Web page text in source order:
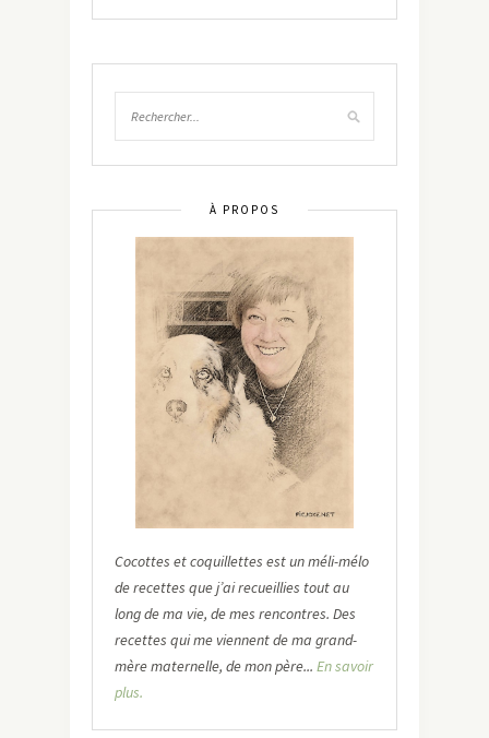
À PROPOS
Cocottes et coquillettes est un méli-mélo
de recettes que j’ai recueillies tout au
long de ma vie, de mes rencontres. Des
recettes qui me viennent de ma grand-
mère maternelle, de mon père... En savoir
plus.